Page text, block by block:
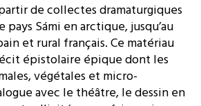
de collectes dramaturgiques
Sámi en arctique, jusqu’au
et rural français. Ce matériau
épistolaire épique dont les
végétales et micro-
avec le théâtre, le dessin en